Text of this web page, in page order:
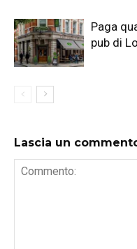
Paga
pub di
Lascia un